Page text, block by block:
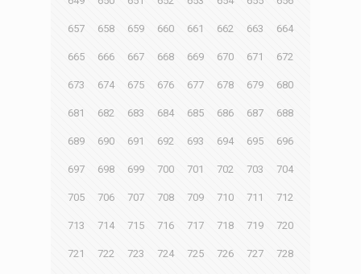
657 658 659 660 661 662 663 664
665 666 667 668 669 670 671 672
673 674 675 676 677 678 679 680
681 682 683 684 685 686 687 688
689 690 691 692 693 694 695 696
697 698 699 700 701 702 703 704
705 706 707 708 709 710 711 712
713 714 715 716 717 718 719 720
721 722 723 724 725 726 727 728